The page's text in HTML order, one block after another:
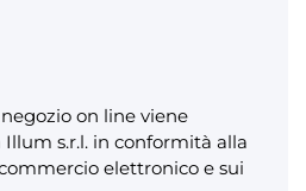
on line viene
s.r.l. in conformità alla
elettronico e sui